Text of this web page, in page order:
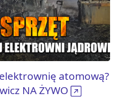
atomową?
NA ŻYWO